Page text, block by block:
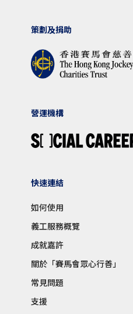
策劃及捐助
營運機構
快速連結
如何使用
義工服務概覽
成就嘉許
關於「賽馬會眾心行善」
常見問題
支援